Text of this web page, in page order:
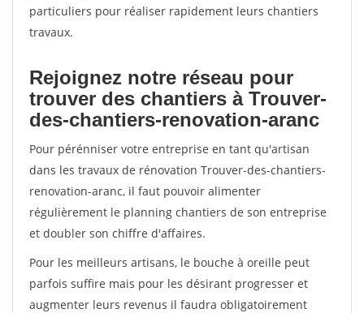
particuliers pour réaliser rapidement leurs chantiers
travaux.
Rejoignez notre réseau pour
trouver des chantiers à Trouver-
des-chantiers-renovation-aranc
Pour pérénniser votre entreprise en tant qu'artisan
dans les travaux de rénovation Trouver-des-chantiers-
renovation-aranc, il faut pouvoir alimenter
régulièrement le planning chantiers de son entreprise
et doubler son chiffre d'affaires.
Pour les meilleurs artisans, le bouche à oreille peut
parfois suffire mais pour les désirant progresser et
augmenter leurs revenus il faudra obligatoirement